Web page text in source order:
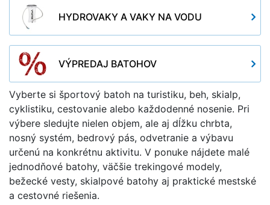
HYDROVAKY A VAKY NA VODU
VÝPREDAJ BATOHOV
Vyberte si športový batoh na turistiku, beh, skialp,
cyklistiku, cestovanie alebo každodenné nosenie. Pri
výbere sledujte nielen objem, ale aj dĺžku chrbta,
nosný systém, bedrový pás, odvetranie a výbavu
určenú na konkrétnu aktivitu. V ponuke nájdete malé
jednodňové batohy, väčšie trekingové modely,
bežecké vesty, skialpové batohy aj praktické mestské
a cestovné riešenia.